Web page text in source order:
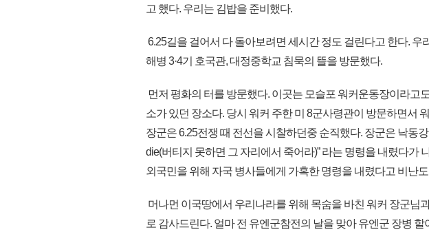
고 했다. 우리는 김밥을 준비했다.
6.25길을 걸어서 다 돌아보려면 세시간 정도 걸린다고 한다. 우
해병 3·4기 호국관, 대정중학교 침묵의 뜰을 방문했다.
먼저 평화의 터를 방문했다. 이곳는 모슬포 워커운동장이라고
소가 있던 장소다. 당시 워커 주한 미 8군사령관이 방문하면서
장군은 6.25전쟁 때 전선을 시찰하던중 순직했다. 장군은 낙동
die(버티지 못하면 그 자리에서 죽어라)” 라는 명령을 내렸다가
외국민을 위해 자국 병사들에게 가혹한 명령을 내렸다고 비난
머나먼 이국땅에서 우리나라를 위해 목숨을 바친 워커 장군님
로 감사드린다. 얼마 전 유엔군참전의 날을 맞아 유엔군 장병